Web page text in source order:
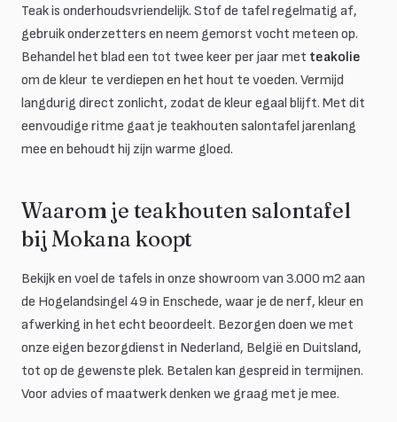
Teak is onderhoudsvriendelijk. Stof de tafel regelmatig af,
gebruik onderzetters en neem gemorst vocht meteen op.
Behandel het blad een tot twee keer per jaar met teakolie
om de kleur te verdiepen en het hout te voeden. Vermijd
langdurig direct zonlicht, zodat de kleur egaal blijft. Met dit
eenvoudige ritme gaat je teakhouten salontafel jarenlang
mee en behoudt hij zijn warme gloed.
Waarom je teakhouten salontafel
bij Mokana koopt
Bekijk en voel de tafels in onze showroom van 3.000 m2 aan
de Hogelandsingel 49 in Enschede, waar je de nerf, kleur en
afwerking in het echt beoordeelt. Bezorgen doen we met
onze eigen bezorgdienst in Nederland, België en Duitsland,
tot op de gewenste plek. Betalen kan gespreid in termijnen.
Voor advies of maatwerk denken we graag met je mee.